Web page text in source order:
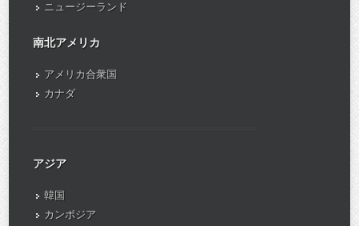
ニュージーランド
南北アメリカ
アメリカ合衆国
カナダ
アジア
韓国
カンボジア